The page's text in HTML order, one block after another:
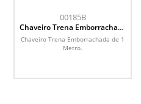
00185B
Chaveiro Trena Emborrachada
de 1 Metro
Chaveiro Trena Emborrachada de 1
Metro.